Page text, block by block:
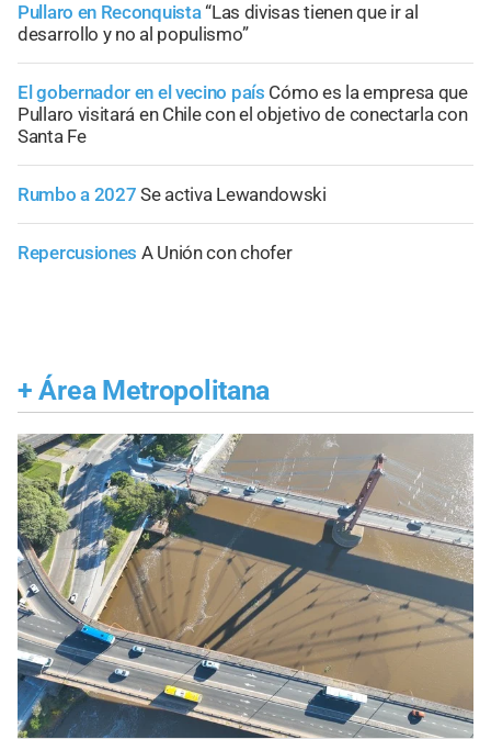
Pullaro en Reconquista“Las divisas tienen que ir al
desarrollo y no al populismo”
El gobernador en el vecino país Cómo es la empresa que
Pullaro visitará en Chile con el objetivo de conectarla con
Santa Fe
Rumbo a 2027 Se activa Lewandowski
Repercusiones A Unión con chofer
+ Área Metropolitana